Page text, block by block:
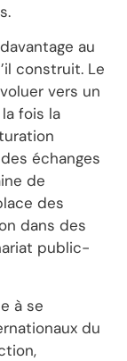
au
construit. Le
vers un
fois la
échanges
de
des
dans des
public-
à se
du